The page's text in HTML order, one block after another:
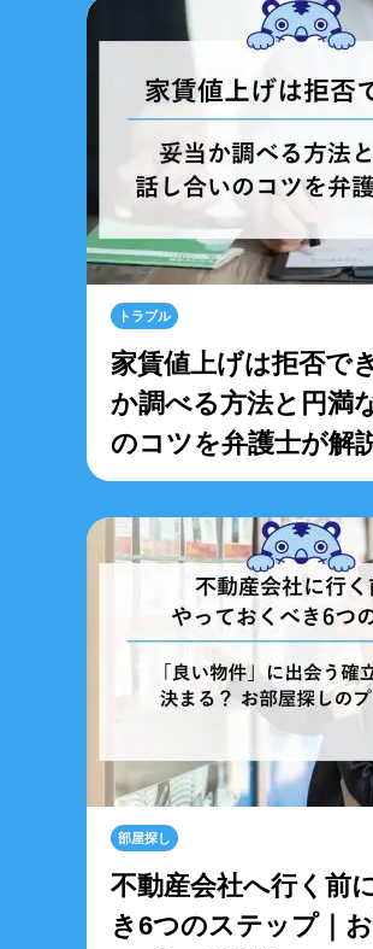
トラブル
家賃値上げは拒否で
か調べる方法と円満
のコツを弁護士が解
部屋探し
不動産会社へ行く前
き6つのステップ｜